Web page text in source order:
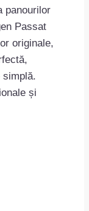
panourilor
Passat
originale,
simplă.
și